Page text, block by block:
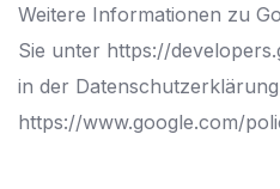
Weitere Informationen zu
Sie unter https://
in der
https://www.google.com/